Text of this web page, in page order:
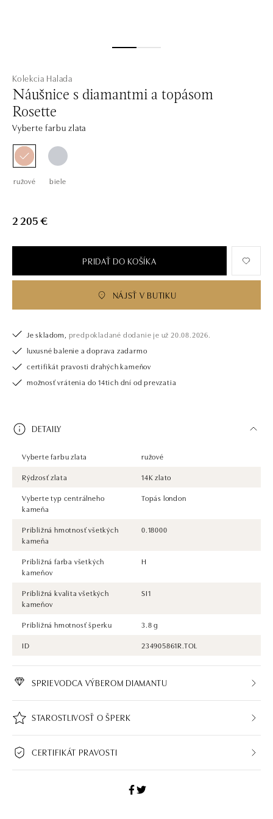
Kolekcia Halada
Náušnice s diamantmi a topásom
Rosette
Vyberte farbu zlata
ružové biele
2 205 €
PRIDAŤ DO KOŠÍKA
NÁJSŤ V BUTIKU
Je skladom, predpokladané dodanie je už 20.08.2026.
luxusné balenie a doprava zadarmo
certifikát pravosti drahých kameňov
možnosť vrátenia do 14tich dní od prevzatia
DETAILY
Vyberte farbu zlata
ružové
Rýdzosť zlata
14K zlato
Vyberte typ centrálneho
kameňa
Topás london
Približná hmotnosť všetkých
kameňa
0.18000
Približná farba všetkých
kameňov
H
Približná kvalita všetkých
kameňov
SI1
Približná hmotnosť šperku
3.8 g
ID
234905861R.TOL
SPRIEVODCA VÝBEROM DIAMANTU
STAROSTLIVOSŤ O ŠPERK
CERTIFIKÁT PRAVOSTI